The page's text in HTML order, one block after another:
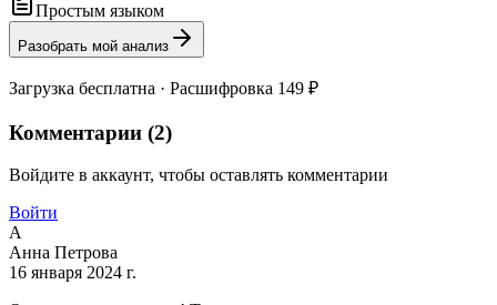
Простым языком
Разобрать мой анализ
Загрузка бесплатна · Расшифровка 149 ₽
Комментарии (2)
Войдите в аккаунт, чтобы оставлять комментарии
Войти
А
Анна Петрова
16 января 2024 г.